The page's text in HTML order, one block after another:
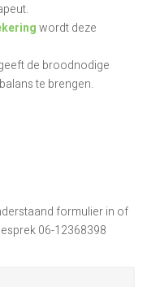
wordt deze
de broodnodige
te brengen.
formulier in of
06-12368398